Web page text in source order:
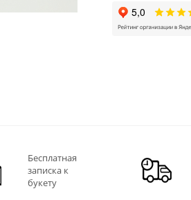
Бесплатная
записка к
букету